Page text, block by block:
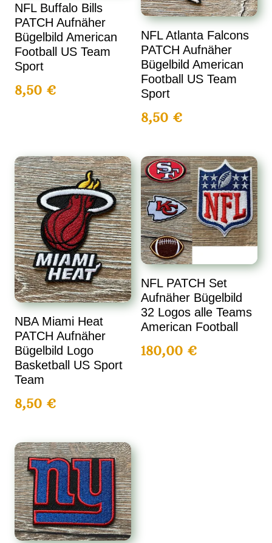
NFL Buffalo Bills
PATCH Aufnäher
Bügelbild American
Football US Team
Sport
8,50€
NFL Atlanta Falcons
PATCH Aufnäher
Bügelbild American
Football US Team
Sport
8,50 €
NBA Miami Heat
PATCH Aufnäher
Bügelbild Logo
Basketball US Sport
Team
8,50€
NFL PATCH Set
Aufnäher Bügelbild
32 Logos alle Teams
American Football
180,00 €